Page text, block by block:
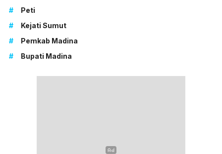
#
Peti
#
Kejati Sumut
#
Pemkab Madina
#
Bupati Madina